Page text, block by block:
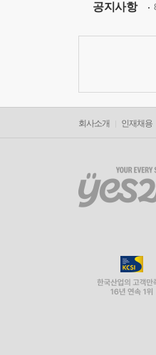
공지사항
회사소개 인재채용